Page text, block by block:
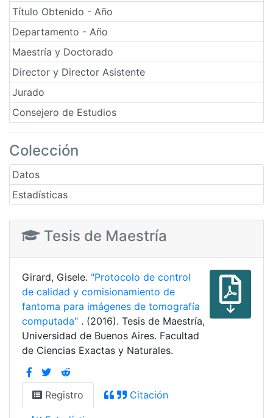
Título Obtenido - Año
Departamento - Año
Maestría y Doctorado
Director y Director Asistente
Jurado
Consejero de Estudios
Colección
Datos
Estadísticas
Tesis de Maestría
Girard, Gisele. "Protocolo de control
de calidad y comisionamiento de
fantoma para imágenes de tomografía
computada" . (2016). Tesis de Maestría,
Universidad de Buenos Aires. Facultad
de Ciencias Exactas y Naturales.
Registro Citación